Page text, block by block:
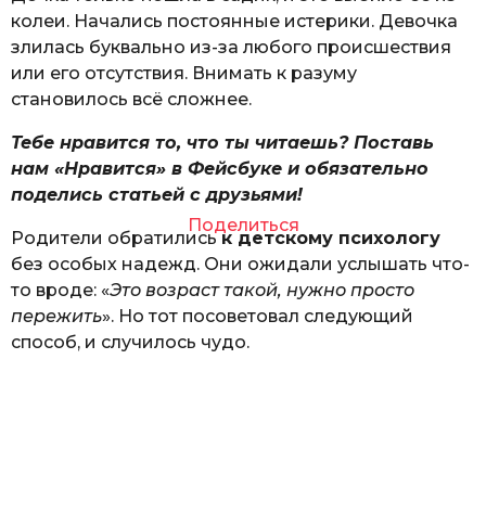
колеи. Начались постоянные истерики. Девочка
злилась буквально из-за любого происшествия
или его отсутствия. Внимать к разуму
становилось всё сложнее.
Тебе нравится то, что ты читаешь? Поставь
нам «Нравится» в Фейсбуке и обязательно
поделись статьей с друзьями!
Поделиться
Родители обратились к детскому психологу
без особых надежд. Они ожидали услышать что-
то вроде: «Это возраст такой, нужно просто
пережить». Но тот посоветовал следующий
способ, и случилось чудо.